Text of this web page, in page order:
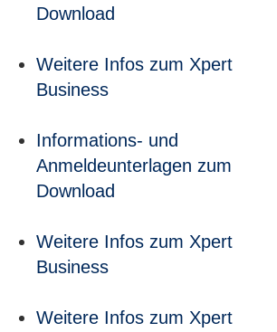
Download
Weitere Infos zum Xpert
Business
Informations- und
Anmeldeunterlagen zum
Download
Weitere Infos zum Xpert
Business
Weitere Infos zum Xpert